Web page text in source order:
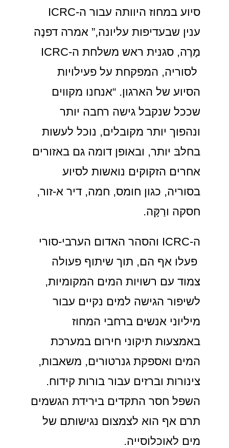
סיוע במחוז היוותה עבור ה-ICRC
ענין שבעדיפות עליונה,” אמרה דפנֶה
מָרֶה, סגנית ראש משלחת ה-ICRC
לסוריה, המפקחת על פעילויות
הסיוע של הארגון. “אנחנו מקווים
שככל שנקבל גישה רחבה יותר
ונהפוך יותר מקובלים, נוכל לעשות
בחלבּ יותר, ובאופן דומה גם באזורים
אחרים הזקוקים נואשות לסיוע
בסוריה, כגון חומס, חמה, דיר א-זור,
חסקה ורַקָּה.
ה-ICRC והסהר האדום הערבי-סורי
פעלו אף הם, תוך שיתוף פעולה
צמוד עם רשויות המים המקומיות,
לשיפור הגישה למים נקיים עבור
מיליוני אנשים ברחבי המחוז
באמצעות תיקוני חירום במערכת
המים ואספקת גנרטורים, משאבות,
צינורות וברזים עבור בורות קידוח.
השפל חסר התקדים בירידת הגשמים
תרם אף הוא לצמצום נגישותם של
מים לאוכלוסייה.